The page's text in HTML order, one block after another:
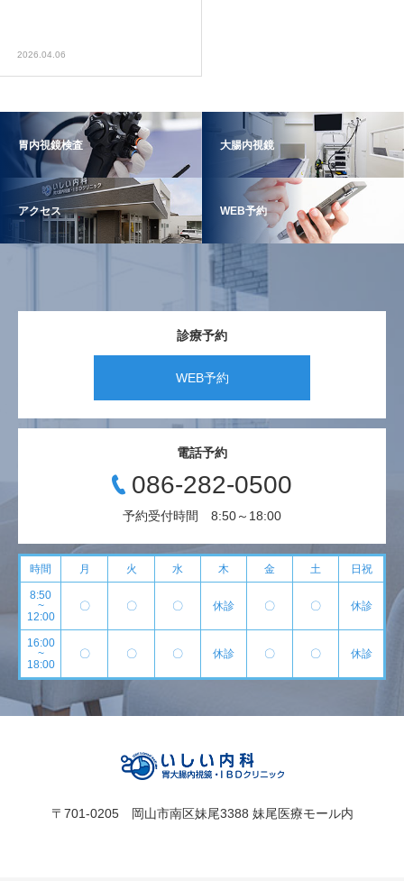
2026.04.06
胃内視鏡検査 大腸内視鏡
アクセス WEB予約
診療予約
WEB予約
電話予約
086-282-0500
予約受付時間 8:50～18:00
時間 月 火 水 木 金 土 日祝
8:50
~
12:00
〇 〇 〇 休診 〇 〇 休診
16:00
~
18:00
〇 〇 〇 休診 〇 〇 休診
〒701-0205 岡山市南区妹尾3388 妹尾医療モール内